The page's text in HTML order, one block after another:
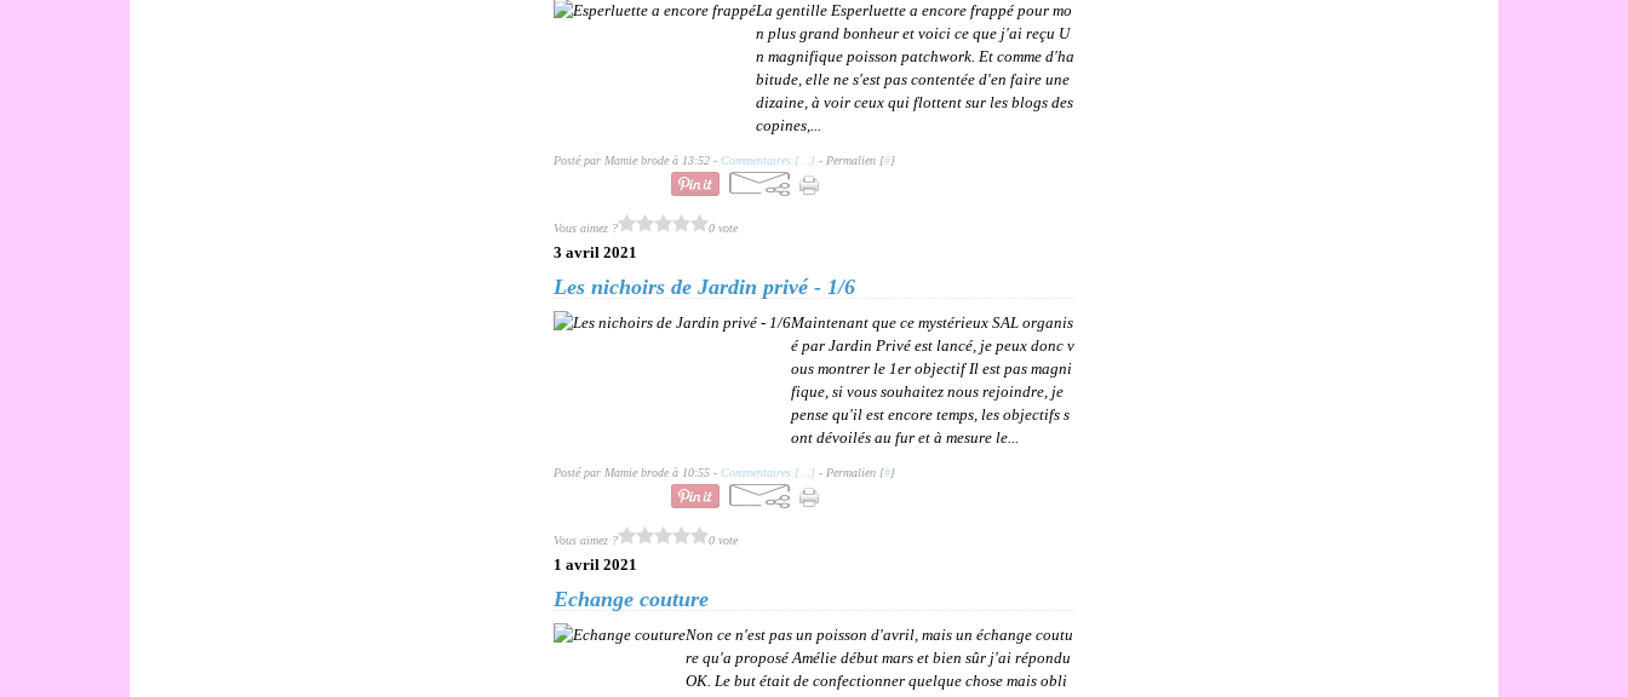
La gentille Esperluette a encore frappé pour mo
n plus grand bonheur et voici ce que j'ai reçu U
n magnifique poisson patchwork. Et comme d'ha
bitude, elle ne s'est pas contentée d'en faire une
dizaine, à voir ceux qui flottent sur les blogs des
copines,...
Posté par Mamie brode à 13:52 - Commentaires [ ] - Permalien [#]
Vous aimez ? 0 vote
3 avril 2021
Les nichoirs de Jardin privé - 1/6
Maintenant que ce mystérieux SAL organis
é par Jardin Privé est lancé, je peux donc v
ous montrer le 1er objectif Il est pas magni
fique, si vous souhaitez nous rejoindre, je
pense qu'il est encore temps, les objectifs s
ont dévoilés au fur et à mesure le...
Posté par Mamie brode à 10:55 - Commentaires [ ] - Permalien [#]
Vous aimez ? 0 vote
1 avril 2021
Echange couture
Non ce n'est pas un poisson d'avril, mais un échange coutu
re qu'a proposé Amélie début mars et bien sûr j'ai répondu
OK. Le but était de confectionner quelque chose mais obli